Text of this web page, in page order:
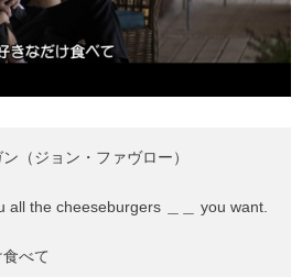
（ジョン・ファヴロー）
all the cheeseburgers ＿＿ you want.
べて